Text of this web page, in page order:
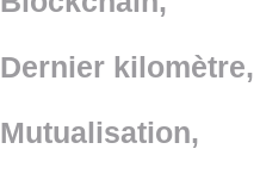
Dernier kilomètre,
Mutualisation,